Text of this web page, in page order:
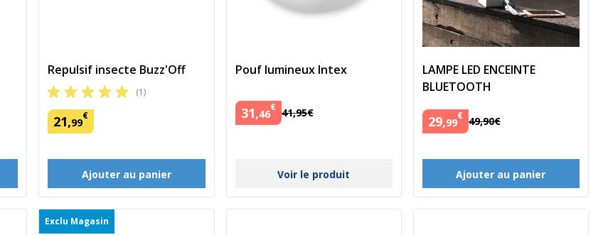
Repulsif insecte Buzz'Off
(1)
21,99
€
Ajouter au panier
Pouf lumineux Intex
31,46
€ 41,95€
Voir le produit
LAMPE LED ENCEINTE
BLUETOOTH
29,99
€ 49,90€
Ajouter au panier
Exclu Magasin